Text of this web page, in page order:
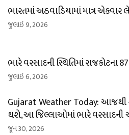
ભારતમાં અઠવાડિયામાં માત્ર
જુલાઇ 9, 2026
ભારે વરસાદની સ્થિતિમાં રાજકોટના
જુલાઇ 6, 2026
Gujarat Weather Today: આજથી
થશે, આ જિલ્લાઓમાં ભારે વરસાદની
જૂન 30, 2026